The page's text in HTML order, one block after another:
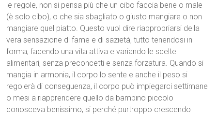
le regole, non si pensa più che un cibo faccia bene o male
(è solo cibo), o che sia sbagliato o giusto mangiare o non
mangiare quel piatto. Questo vuol dire riappropriarsi della
vera sensazione di fame e di sazietà, tutto tenendosi in
forma, facendo una vita attiva e variando le scelte
alimentari, senza preconcetti e senza forzatura. Quando si
mangia in armonia, il corpo lo sente e anche il peso si
regolerà di conseguenza, il corpo può impiegarci settimane
o mesi a riapprendere quello da bambino piccolo
conosceva benissimo, si perché purtroppo crescendo